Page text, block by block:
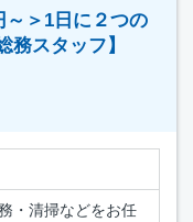
～＞1日に２つの
務スタッフ】
・清掃などをお任